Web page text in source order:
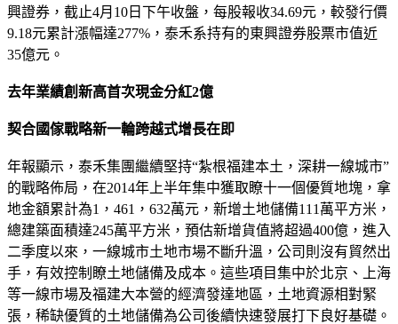
興證券，截止4月10日下午收盤，每股報收34.69元，較發行價
9.18元累計漲幅達277%，泰禾系持有的東興證券股票市值近
35億元。
去年業績創新高首次現金分紅2億
契合國傢戰略新一輪跨越式增長在即
年報顯示，泰禾集團繼續堅持“紮根福建本土，深耕一線城市”
的戰略佈局，在2014年上半年集中獲取瞭十一個優質地塊，拿
地金額累計為1，461，632萬元，新增土地儲備111萬平方米，
總建築面積達245萬平方米，預估新增貨值將超過400億，進入
二季度以來，一線城市土地市場不斷升溫，公司則沒有貿然出
手，有效控制瞭土地儲備及成本。這些項目集中於北京、上海
等一線市場及福建大本營的經濟發達地區，土地資源相對緊
張，稀缺優質的土地儲備為公司後續快速發展打下良好基礎。